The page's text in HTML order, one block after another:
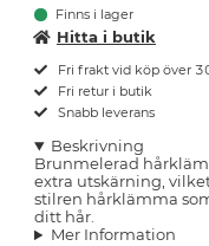
Finns i lager
Hitta i butik
Fri frakt vid köp över
Fri retur i butik
Snabb leverans
Beskrivning
Brunmelerad
extra utskärning,
stilren hårklämma
ditt hår.
Mer Information